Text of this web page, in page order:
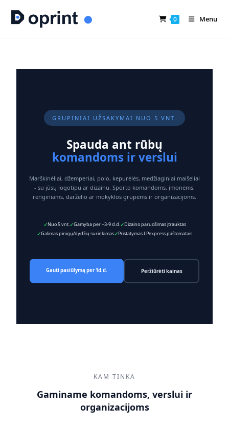
0 Menu
GRUPINIAI UŽSAKYMAI NUO 5 VNT.
Spauda ant rūbų
komandoms ir verslui
Marškinėliai, džemperiai, polo, kepurėlės, medžiaginiai maišeliai
- su jūsų logotipu ar dizainu. Sporto komandoms, įmonėms,
renginiams, darželio ar mokyklos grupėms ir organizacijoms.
Nuo 5 vnt. Gamyba per ~3-9 d.d.
Dizaino paruošimas įtrauktas
Galimas pinigų/dydžių surinkimas
Pristatymas LPexpress paštomatais
Gauti pasiūlymą per 1d.d. Peržiūrėti kainas
KAM TINKA
Gaminame komandoms, verslui ir
organizacijoms